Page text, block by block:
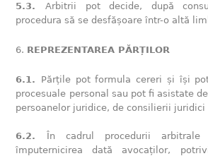
5.3.Arbitrii pot decide, după
procedura să se desfășoare într-o altă
REPREZENTAREA PĂRȚILOR
6.1. Părțile pot formula cereri și își
procesuale personal sau pot fi asistate
persoanelor juridice, de consilierii juridici
6.2. În cadrul procedurii arbitrale
împuternicirea dată avocaților,